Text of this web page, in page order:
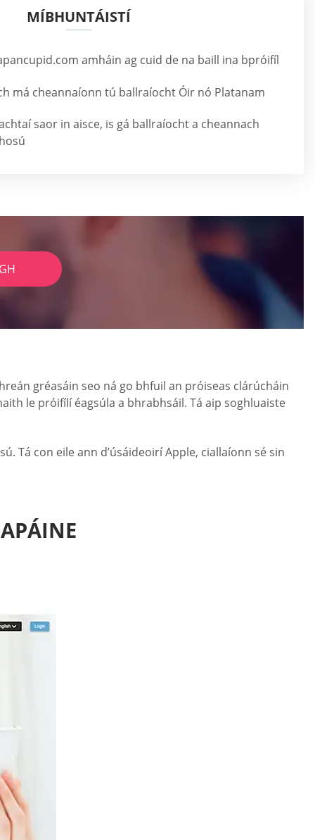
MÍBHUNTÁISTÍ
amháin ag cuid de na baill ina bpróifíl
má cheannaíonn tú ballraíocht Óir nó Platanam
saor in aisce, is gá ballraíocht a cheannach
gréasáin seo ná go bhfuil an próiseas clárúcháin
le próifílí éagsúla a bhrabhsáil. Tá aip soghluaiste
Tá con eile ann d’úsáideoirí Apple, ciallaíonn sé sin